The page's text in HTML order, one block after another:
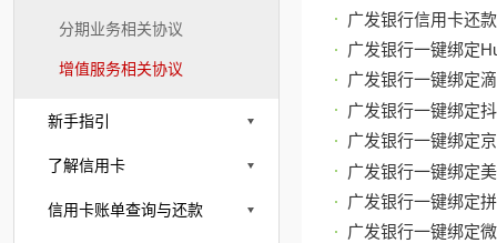
分期业务相关协议
增值服务相关协议
新手指引
了解信用卡
信用卡账单查询与还款
广发银行信用卡还
广发银行一键绑定
广发银行一键绑定
广发银行一键绑定
广发银行一键绑定
广发银行一键绑定
广发银行一键绑定
广发银行一键绑定